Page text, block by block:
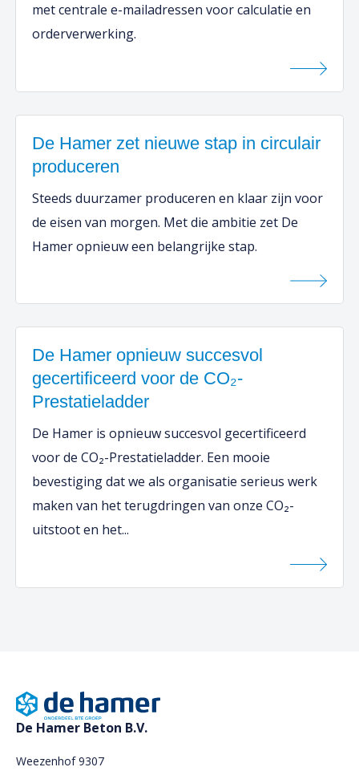
met centrale e-mailadressen voor calculatie en
orderverwerking.
De Hamer zet nieuwe stap in circulair
produceren
Steeds duurzamer produceren en klaar zijn voor
de eisen van morgen. Met die ambitie zet De
Hamer opnieuw een belangrijke stap.
De Hamer opnieuw succesvol
gecertificeerd voor de CO₂-
Prestatieladder
De Hamer is opnieuw succesvol gecertificeerd
voor de CO₂-Prestatieladder. Een mooie
bevestiging dat we als organisatie serieus werk
maken van het terugdringen van onze CO₂-
uitstoot en het...
De Hamer Beton B.V.
Weezenhof 9307